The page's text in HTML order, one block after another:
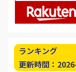
ランキング
更新時間：